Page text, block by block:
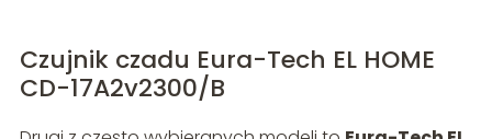
Czujnik czadu Eura-Tech EL HOME
CD-17A2v2300/B